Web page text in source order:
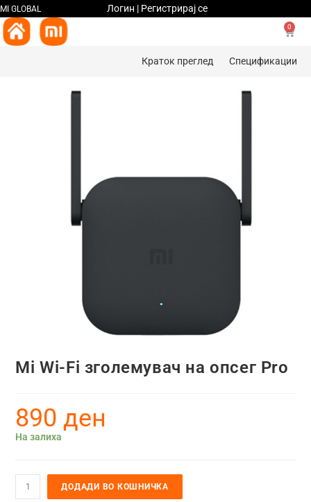
MI GLOBAL Логин | Регистрирај се
0
Краток преглед Спецификации
Mi Wi-Fi зголемувач на опсег Pro
890ден
На залиха
ДОДАДИ ВО КОШНИЧКА